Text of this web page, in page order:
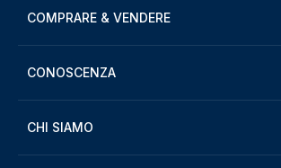
COMPRARE & VENDERE
CONOSCENZA
CHI SIAMO